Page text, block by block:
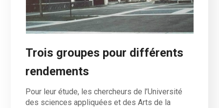
Trois groupes pour différents
rendements
Pour leur étude, les chercheurs de l’Université
des sciences appliquées et des Arts de la